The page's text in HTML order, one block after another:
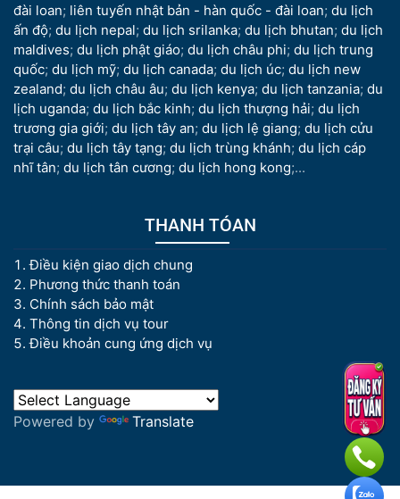
đài loan; liên tuyến nhật bản - hàn quốc - đài loan; du lịch
ấn độ; du lịch nepal; du lịch srilanka; du lịch bhutan; du lịch
maldives; du lịch phật giáo; du lịch châu phi; du lịch trung
quốc; du lịch mỹ; du lịch canada; du lịch úc; du lịch new
zealand; du lịch châu âu; du lịch kenya; du lịch tanzania; du
lịch uganda; du lịch bắc kinh; du lịch thượng hải; du lịch
trương gia giới; du lịch tây an; du lịch lệ giang; du lịch cửu
trại câu; du lịch tây tạng; du lịch trùng khánh; du lịch cáp
nhĩ tân; du lịch tân cương; du lịch hong kong;...
THANH TÓAN
Điều kiện giao dịch chung
Phương thức thanh toán
Chính sách bảo mật
Thông tin dịch vụ tour
Điều khoản cung ứng dịch vụ
Powered by Translate